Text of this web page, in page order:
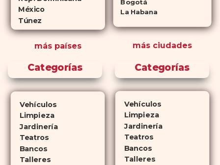
marca. En su mayor parte,
ambos medicamentos funcionan
de la misma manera y tienen
perfiles de efectos secundarios
diferencia? El tiempo.comprar
Cialisejerce sus efectos hasta 4
veces más tiempo que Viagra, lo
atractiva para quienes no desean
planificar sus actividades
románticas con antelación.
México
Túnez
más países
Bogotá
La Habana
más ciudades
Categorías
Vehículos
Limpieza
Jardinería
Teatros
Bancos
Talleres
Categorías
Vehículos
Limpieza
Jardinería
Teatros
Bancos
Talleres